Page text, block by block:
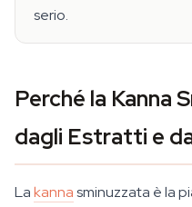
serio.
Perché la Kanna
dagli Estratti e
Lakannasminuzzata è la